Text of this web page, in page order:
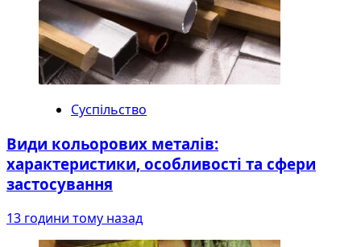
Суспільство
Види кольорових металів:
характеристики, особливості та сфери
застосування
13 години тому назад